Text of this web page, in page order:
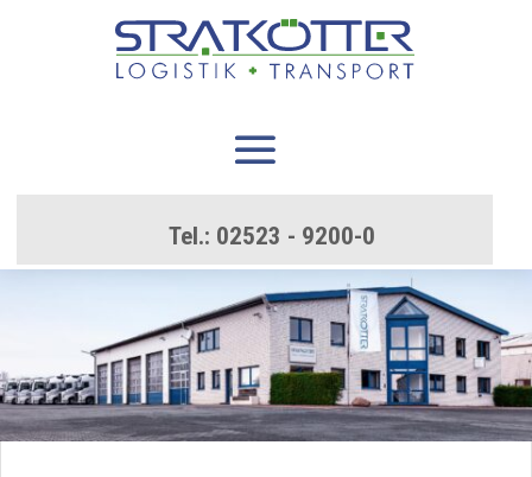
Tel.: 02523 - 9200-0